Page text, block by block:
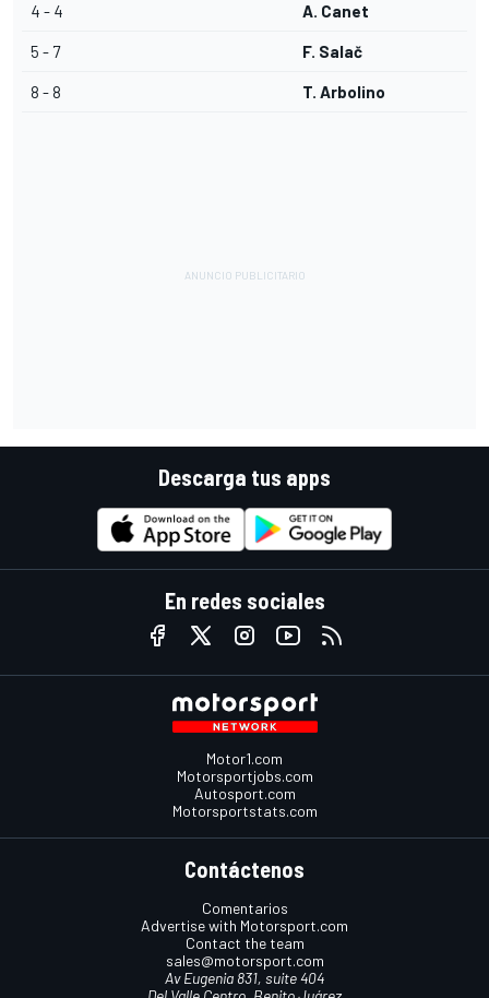
4 - 4 A. Canet
5 - 7 F. Salač
8 - 8 T. Arbolino
Descarga tus apps
En redes sociales
Motor1.com
Motorsportjobs.com
Autosport.com
Motorsportstats.com
Contáctenos
Comentarios
Advertise with Motorsport.com
Contact the team
sales@motorsport.com
Av Eugenia 831, suite 404